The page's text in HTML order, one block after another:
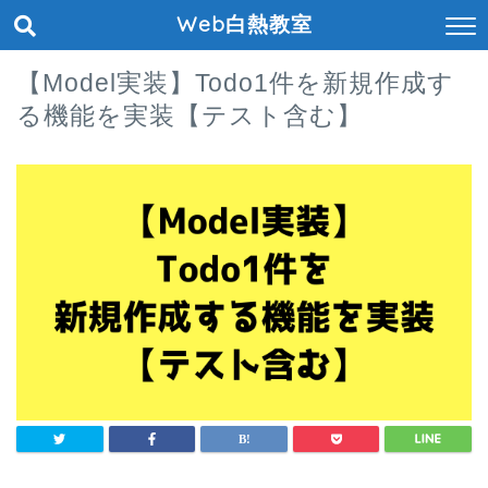
Web白熱教室
【Model実装】Todo1件を新規作成す
る機能を実装【テスト含む】